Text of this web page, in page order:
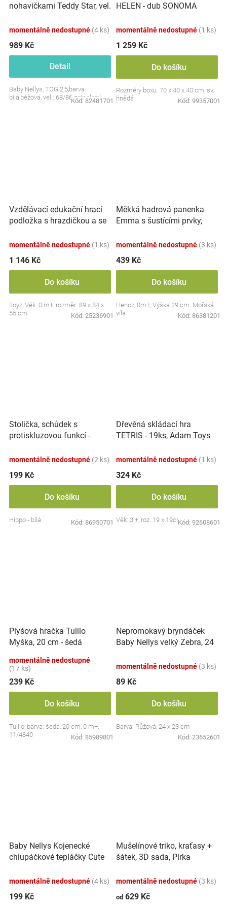
nohavičkami Teddy Star, vel.
momentálně nedostupné (4 ks)
989 Kč
Detail
Baby Nellys, TOG 2,5,barva:
bílá,béžová, vel.: 68/86 zateplený
Kód: 82481701
HELEN - dub SONOMA
momentálně nedostupné (1 ks)
1 259 Kč
Do košíku
Rozměry boxu: 70 x 40 x 40 cm, sv.
hnědá
Kód: 99357001
Vzdělávací edukační hrací
podložka s hrazdičkou a se
momentálně nedostupné (1 ks)
1 146 Kč
Do košíku
Toyz, Věk: 0 m+, rozměr: 89 x 84 x
55 cm
Kód: 25236901
Měkká hadrová panenka
Emma s šustícími prvky,
momentálně nedostupné (3 ks)
439 Kč
Do košíku
Hencz, 0m+, Výška 29 cm. Mořská
víla
Kód: 86381201
Stolička, schůdek s
protiskluzovou funkcí -
momentálně nedostupné (2 ks)
199 Kč
Do košíku
Hippo - bílá Kód: 86950701
Dřevěná skládací hra
TETRIS - 19ks, Adam Toys
momentálně nedostupné (1 ks)
324 Kč
Do košíku
Věk: 3 +, roz. 19 x 19cmKód: 92608601
Plyšová hračka Tulilo
Myška, 20 cm - šedá
momentálně nedostupné
(17 ks)
239 Kč
Do košíku
Tulilo, barva: šedá, 20 cm, 0 m+,
11/4840
Kód: 85989801
Nepromokavý bryndáček
Baby Nellys velký Zebra, 24
momentálně nedostupné (3 ks)
89 Kč
Do košíku
Barva: Růžová, 24 x 23 cm
Kód: 23652601
Baby Nellys Kojenecké
chlupáčkové tepláčky Cute
momentálně nedostupné (4 ks)
199 Kč
Mušelínové triko, kraťasy +
šátek, 3D sada, Pírka
momentálně nedostupné (3 ks)
od 629 Kč